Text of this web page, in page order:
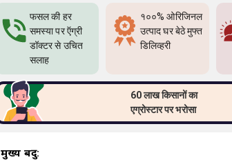
फसल की हर
समस्या पर ऍग्री
डॉक्टर से उचित
सलाह
१००% ओरिजिनल
उत्पाद घर बेठे मुफ्त
डिलिव्हरी
60 लाख किसानों का
एग्रोस्टार पर भरोसा
मुख्य बिंदु: